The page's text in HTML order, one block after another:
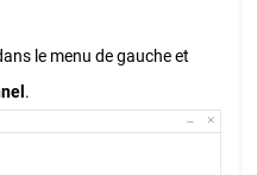
le menu de gauche et
.